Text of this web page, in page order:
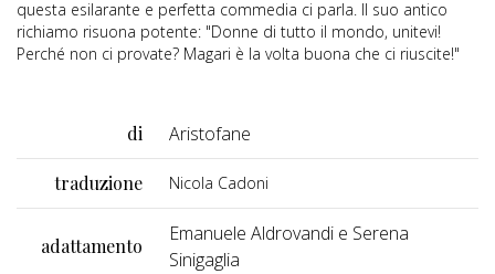
questa esilarante e perfetta commedia ci parla. Il suo antico
richiamo risuona potente: "Donne di tutto il mondo, unitevi!
Perché non ci provate? Magari è la volta buona che ci riuscite!"
di Aristofane
traduzione Nicola Cadoni
adattamento
Emanuele Aldrovandi e Serena
Sinigaglia